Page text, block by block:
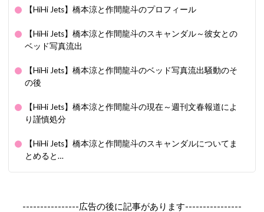
【HiHi Jets】橋本涼と作間龍斗のプロフィール
【HiHi Jets】橋本涼と作間龍斗のスキャンダル～彼女との
ベッド写真流出
【HiHi Jets】橋本涼と作間龍斗のベッド写真流出騒動のそ
の後
【HiHi Jets】橋本涼と作間龍斗の現在～週刊文春報道によ
り謹慎処分
【HiHi Jets】橋本涼と作間龍斗のスキャンダルについてま
とめると…
----------------広告の後に記事があります----------------